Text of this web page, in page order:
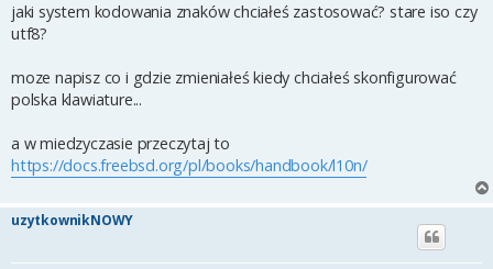
jaki system kodowania znaków chciałeś zastosować? stare iso czy
utf8?
moze napisz co i gdzie zmieniałeś kiedy chciałeś skonfigurować
polska klawiature...
a w miedzyczasie przeczytaj to
https://docs.freebsd.org/pl/books/handbook/l10n/
uzytkownikNOWY